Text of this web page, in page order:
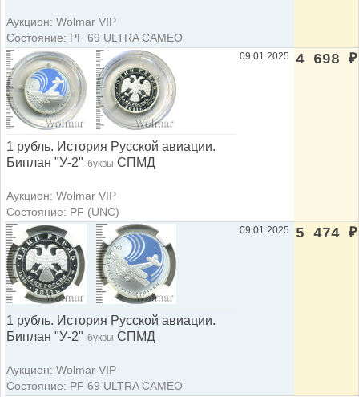
Аукцион: Wolmar VIP
Состояние: PF 69 ULTRA CAMEO
1 рубль. История Русской авиации.
Биплан "У-2" буквы СПМД
Аукцион: Wolmar VIP
Состояние: PF (UNC)
09.01.2025 4 698 ₽
1 рубль. История Русской авиации.
Биплан "У-2" буквы СПМД
Аукцион: Wolmar VIP
Состояние: PF 69 ULTRA CAMEO
09.01.2025 5 474 ₽